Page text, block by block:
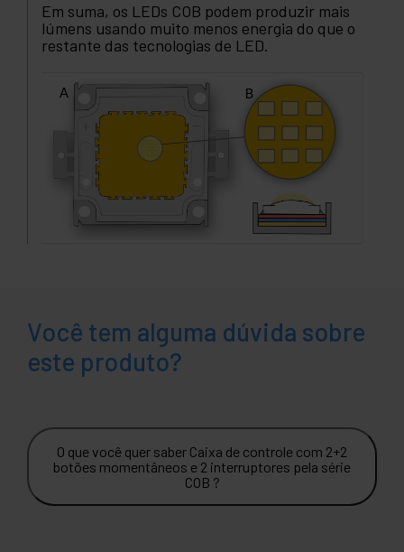
Em suma, os LEDs COB podem produzir mais
lúmens usando muito menos energia do que o
restante das tecnologias de LED.
Você tem alguma dúvida sobre
este produto?
O que você quer saber Caixa de controle com 2+2
botões momentâneos e 2 interruptores pela série
COB ?